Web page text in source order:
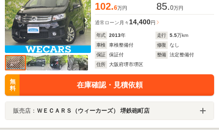
102.6万円 85.0万円
通常ローン 月々 14,400円
年式 2013年 走行 5.5万km
車検
車検整備付 修復
なし
保証
保証付 整備
法定整備付
住所
大阪府堺市堺区
無
料
在庫確認・見積依頼
販売店： ＷＥＣＡＲＳ（ウィーカーズ） 堺鉄砲町店